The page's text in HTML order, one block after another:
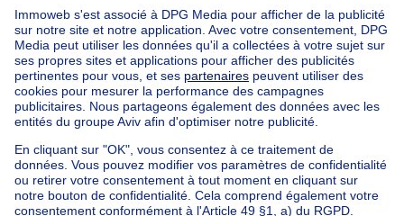
Nos biens pas chèrsMaison à vendre pas cher
Appartements à louer pas cher
Nos biens à louer avec chambres
Appartement à vendre avec 3 chambres
Maison à vendre avec 3 chambres
Appartement à louer avec 3 chambres
Maison à louer avec 3 chambres
Appartement à louer avec 3 chambres Bruxelles-ville